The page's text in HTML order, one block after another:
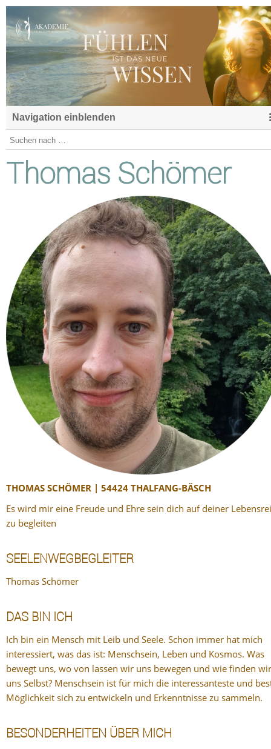
Navigation einblenden
Thomas Schömer
THOMAS SCHÖMER | 54424 THALFANG-BÄSCH
Es wird mir eine Freude und Ehre sein dich auf deiner
zu begleiten
SEELENWEGBEGLEITER
Thomas Schömer
DAS BIN ICH
Ich bin ein Mensch mit Leib und Seele. Schon immer hat mich
interessiert, was das ist: Menschsein, Leben und Kosmos. Was
bewegt uns, wo von lassen wir uns bewegen und wie finden wir
uns Selbst? Menschsein ist für mich die interessanteste und
Möglichkeit sich zu entwickeln und Erkenntnisse zu sammeln.
BESONDERHEITEN ÜBER MICH